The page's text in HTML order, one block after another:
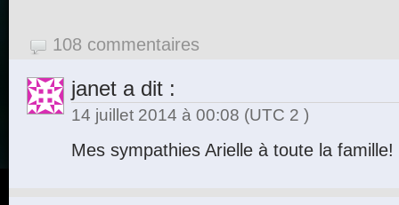
108 commentaires
janet a dit :
14 juillet 2014 à 00:08 (UTC 2 )
Mes sympathies Arielle à toute la famille!